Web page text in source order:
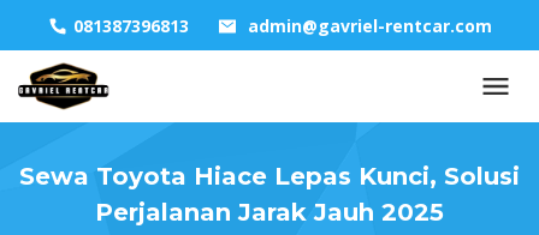
content
081387396813 admin@gavriel-rentcar.com
Sewa Toyota Hiace Lepas Kunci, Solusi
Perjalanan Jarak Jauh 2025